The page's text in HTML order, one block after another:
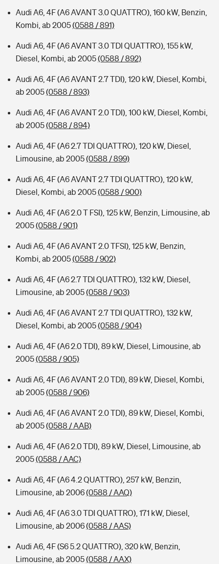
Audi A6, 4F (A6 AVANT 3.0 QUATTRO), 160 kW, Benzin,
Kombi, ab 2005(0588 / 891)
Audi A6, 4F (A6 AVANT 3.0 TDI QUATTRO), 155 kW,
Diesel, Kombi, ab 2005(0588 / 892)
Audi A6, 4F (A6 AVANT 2.7 TDI), 120 kW, Diesel, Kombi,
ab 2005(0588 / 893)
Audi A6, 4F (A6 AVANT 2.0 TDI), 100 kW, Diesel, Kombi,
ab 2005(0588 / 894)
Audi A6, 4F (A6 2.7 TDI QUATTRO), 120 kW, Diesel,
Limousine, ab 2005(0588 / 899)
Audi A6, 4F (A6 AVANT 2.7 TDI QUATTRO), 120 kW,
Diesel, Kombi, ab 2005(0588 / 900)
Audi A6, 4F (A6 2.0 T FSI), 125 kW, Benzin, Limousine, ab
2005(0588 / 901)
Audi A6, 4F (A6 AVANT 2.0 TFSI), 125 kW, Benzin,
Kombi, ab 2005(0588 / 902)
Audi A6, 4F (A6 2.7 TDI QUATTRO), 132 kW, Diesel,
Limousine, ab 2005(0588 / 903)
Audi A6, 4F (A6 AVANT 2.7 TDI QUATTRO), 132 kW,
Diesel, Kombi, ab 2005(0588 / 904)
Audi A6, 4F (A6 2.0 TDI), 89 kW, Diesel, Limousine, ab
2005(0588 / 905)
Audi A6, 4F (A6 AVANT 2.0 TDI), 89 kW, Diesel, Kombi,
ab 2005(0588 / 906)
Audi A6, 4F (A6 AVANT 2.0 TDI), 89 kW, Diesel, Kombi,
ab 2005(0588 / AAB)
Audi A6, 4F (A6 2.0 TDI), 89 kW, Diesel, Limousine, ab
2005(0588 / AAC)
Audi A6, 4F (A6 4.2 QUATTRO), 257 kW, Benzin,
Limousine, ab 2006(0588 / AAQ)
Audi A6, 4F (A6 3.0 TDI QUATTRO), 171 kW, Diesel,
Limousine, ab 2006(0588 / AAS)
Audi A6, 4F (S6 5.2 QUATTRO), 320 kW, Benzin,
Limousine, ab 2005(0588 / AAX)